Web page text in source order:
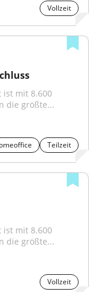
Vollzeit
ist mit 8.600
die größte...
Teilzeit
ist mit 8.600
die größte...
Vollzeit